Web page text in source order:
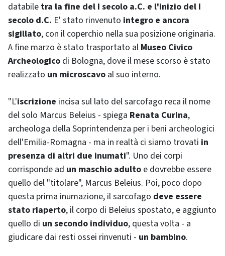
databile tra la fine del I secolo a.C. e l'inizio del I
secolo d.C. E' stato rinvenuto integro e ancora
sigillato, con il coperchio nella sua posizione originaria.
A fine marzo è stato trasportato al Museo Civico
Archeologico di Bologna, dove il mese scorso è stato
realizzato un microscavo al suo interno.
"L'iscrizione incisa sul lato del sarcofago reca il nome
del solo Marcus Beleius - spiega Renata Curina,
archeologa della Soprintendenza per i beni archeologici
dell'Emilia-Romagna - ma in realtà ci siamo trovati in
presenza di altri due inumati". Uno dei corpi
corrisponde ad un maschio adulto e dovrebbe essere
quello del "titolare", Marcus Beleius. Poi, poco dopo
questa prima inumazione, il sarcofago deve essere
stato riaperto, il corpo di Beleius spostato, e aggiunto
quello di un secondo individuo, questa volta - a
giudicare dai resti ossei rinvenuti - un bambino.